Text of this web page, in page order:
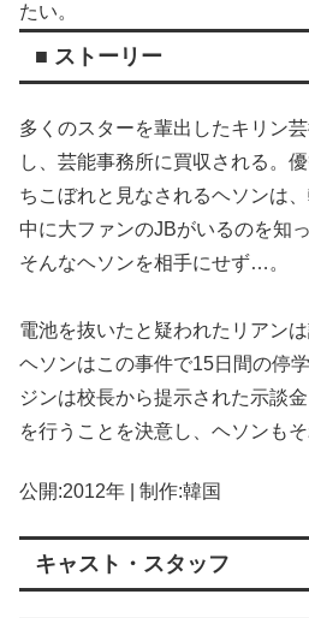
たい。
■ ストーリー
多くのスターを輩出したキリン
し、芸能事務所に買収される。
ちこぼれと見なされるヘソンは
中に大ファンのJBがいるのを知
そんなヘソンを相手にせず…。
電池を抜いたと疑われたリアン
ヘソンはこの事件で15日間の停
ジンは校長から提示された示談
を行うことを決意し、ヘソンもそ
公開:2012年 | 制作:韓国
キャスト・スタッフ